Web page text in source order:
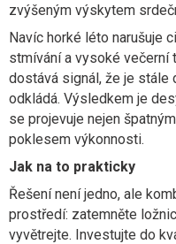
zvýšeným výskytem
Navíc horké léto narušuje
stmívání a vysoké večerní
dostává signál, že je stále
odkládá. Výsledkem je
se projevuje nejen
poklesem výkonnosti.
Jak na to prakticky
Řešení není jedno, ale
prostředí: zatemněte
vyvětrejte. Investujte do